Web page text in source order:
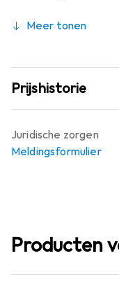
Meer tonen
Prijshistorie
Juridische zorgen
Meldingsformulier
Producten